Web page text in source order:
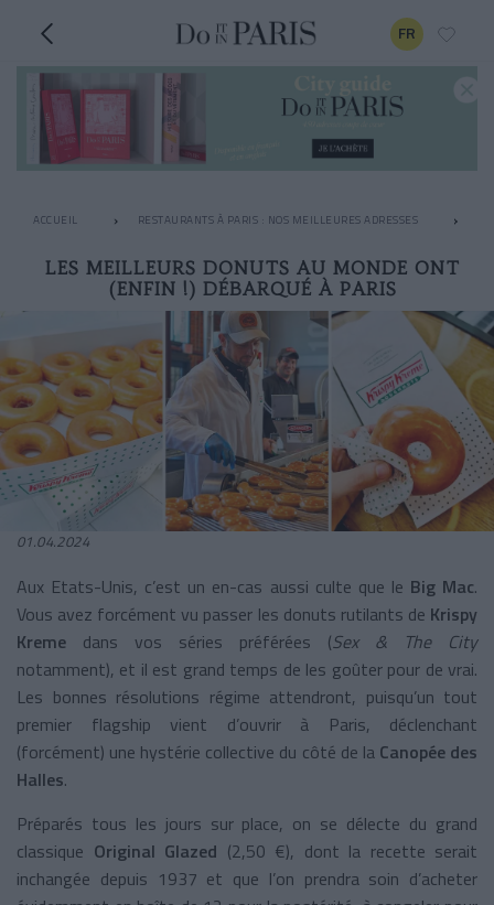
FR
ACCUEIL RESTAURANTS À PARIS : NOS MEILLEURES ADRESSES
LES MEILLEURS DONUTS AU MONDE ONT
(ENFIN !) DÉBARQUÉ À PARIS
01.04.2024
Aux Etats-Unis, c’est un en-cas aussi culte que le Big Mac.
Vous avez forcément vu passer les donuts rutilants de Krispy
Kreme dans vos séries préférées (Sex & The City
notamment), et il est grand temps de les goûter pour de vrai.
Les bonnes résolutions régime attendront, puisqu’un tout
premier flagship vient d’ouvrir à Paris, déclenchant
(forcément) une hystérie collective du côté de la Canopée des
Halles.
Préparés tous les jours sur place, on se délecte du grand
classique Original Glazed (2,50 €), dont la recette serait
inchangée depuis 1937 et que l’on prendra soin d’acheter